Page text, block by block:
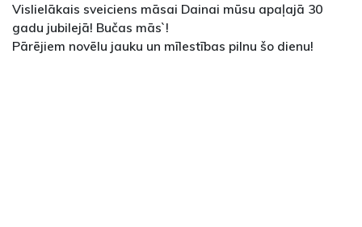
Vislielākais sveiciens māsai Dainai mūsu apaļajā 30
gadu jubilejā! Bučas mās`!
Pārējiem novēlu jauku un mīlestības pilnu šo dienu!